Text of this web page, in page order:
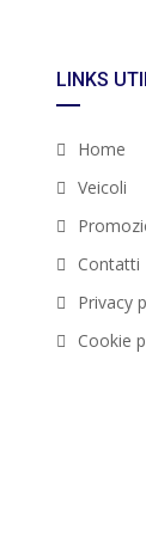
LINKS
Home
Veicoli
Contatti
Privacy
Cookie